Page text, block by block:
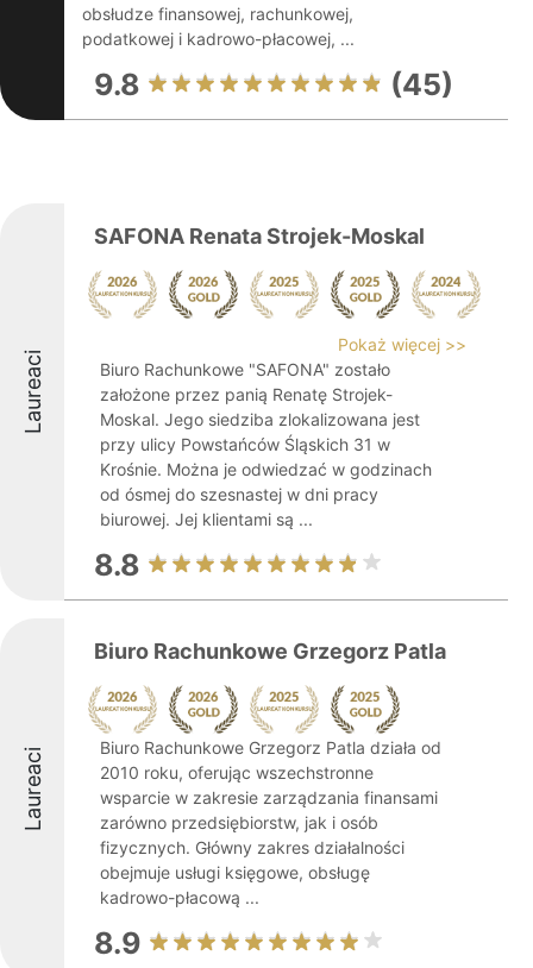
obsłudze finansowej, rachunkowej,
podatkowej i kadrowo-płacowej, ...
9.8 (45)
Laureaci
SAFONA Renata Strojek-Moskal
Pokaż więcej >>
Biuro Rachunkowe "SAFONA" zostało
założone przez panią Renatę Strojek-
Moskal. Jego siedziba zlokalizowana jest
przy ulicy Powstańców Śląskich 31 w
Krośnie. Można je odwiedzać w godzinach
od ósmej do szesnastej w dni pracy
biurowej. Jej klientami są ...
8.8
Laureaci
Biuro Rachunkowe Grzegorz Patla
Biuro Rachunkowe Grzegorz Patla działa od
2010 roku, oferując wszechstronne
wsparcie w zakresie zarządzania finansami
zarówno przedsiębiorstw, jak i osób
fizycznych. Główny zakres działalności
obejmuje usługi księgowe, obsługę
kadrowo-płacową ...
8.9